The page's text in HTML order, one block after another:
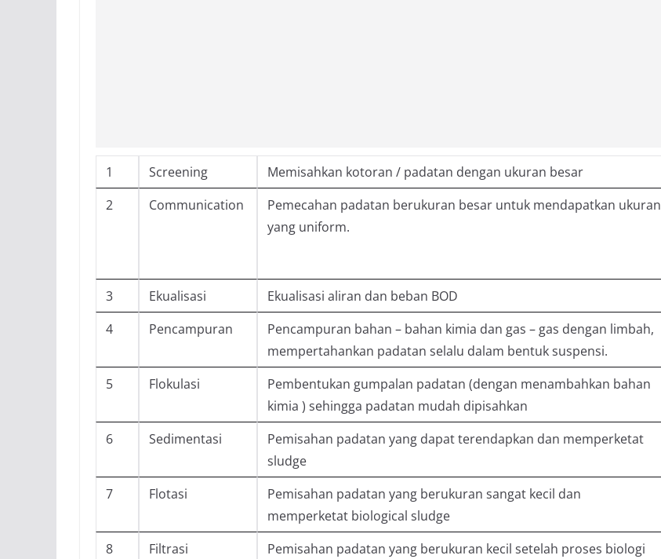
1 Screening
Memisahkan kotoran / padatan dengan ukuran besar
2
Communication
Pemecahan padatan berukuran besar untuk mendapatkan ukuran
yang uniform.
3 Ekualisasi
Ekualisasi aliran dan beban BOD
4
Pencampuran
Pencampuran bahan – bahan kimia dan gas – gas dengan limbah,
mempertahankan padatan selalu dalam bentuk suspensi.
5
Flokulasi
Pembentukan gumpalan padatan (dengan menambahkan bahan
kimia ) sehingga padatan mudah dipisahkan
6
Sedimentasi
Pemisahan padatan yang dapat terendapkan dan memperketat
sludge
7
Flotasi
Pemisahan padatan yang berukuran sangat kecil dan
memperketat biological sludge
8
Filtrasi
Pemisahan padatan yang berukuran kecil setelah proses biologi